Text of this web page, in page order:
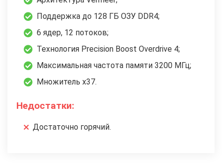
Поддержка до 128 ГБ ОЗУ DDR4;
6 ядер, 12 потоков;
Технология Precision Boost Overdrive 4;
Максимальная частота памяти 3200 МГц;
Множитель х37.
Недостатки:
Достаточно горячий.